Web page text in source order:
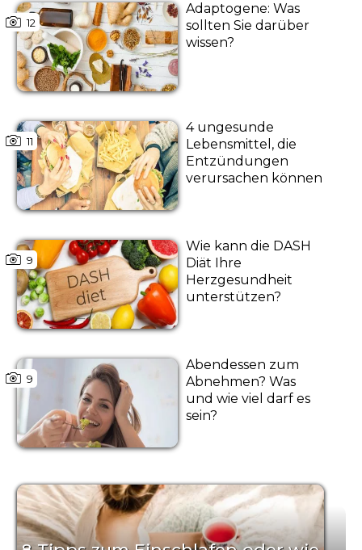
12
Adaptogene: Was
sollten Sie darüber
wissen?
11
4 ungesunde
Lebensmittel, die
Entzündungen
verursachen können
9
Wie kann die DASH
Diät Ihre
Herzgesundheit
unterstützen?
9
Abendessen zum
Abnehmen? Was
und wie viel darf es
sein?